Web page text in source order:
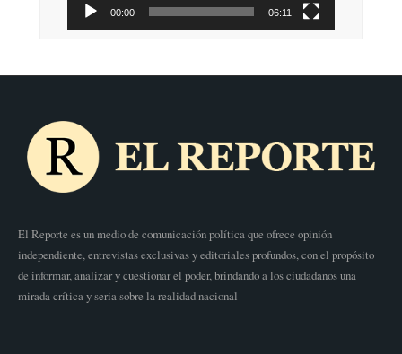
00:00 06:11
El Reporte es un medio de comunicación política que ofrece opinión
independiente, entrevistas exclusivas y editoriales profundos, con el propósito
de informar, analizar y cuestionar el poder, brindando a los ciudadanos una
mirada crítica y seria sobre la realidad nacional